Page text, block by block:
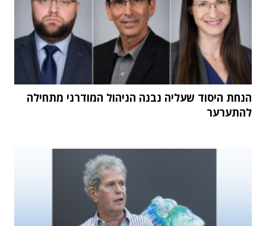
הנחת היסוד שעליה נבנה הניהול המודרני מתחילה
להתערער